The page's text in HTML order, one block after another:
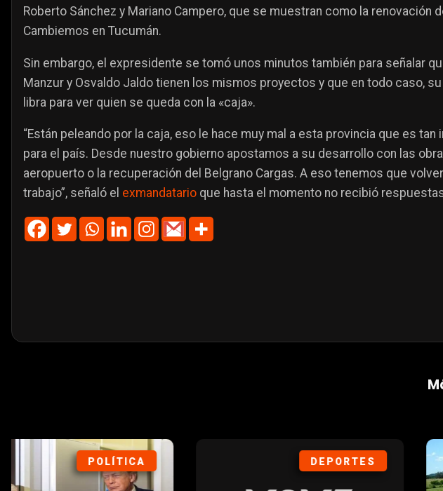
Roberto Sánchez y Mariano Campero, que se muestran como la renovación
Cambiemos en Tucumán.
Sin embargo, el expresidente se tomó unos minutos también para señalar
Manzur y Osvaldo Jaldo tienen los mismos proyectos y que en todo caso,
libra para ver quien se queda con la «caja».
“Están peleando por la caja, eso le hace muy mal a esta provincia que es tan
para el país. Desde nuestro gobierno apostamos a su desarrollo con las
aeropuerto o la recuperación del Belgrano Cargas. A eso tenemos que
trabajo”, señaló el exmandatario que hasta el momento no recibió
DEPORTES SOCIEDAD